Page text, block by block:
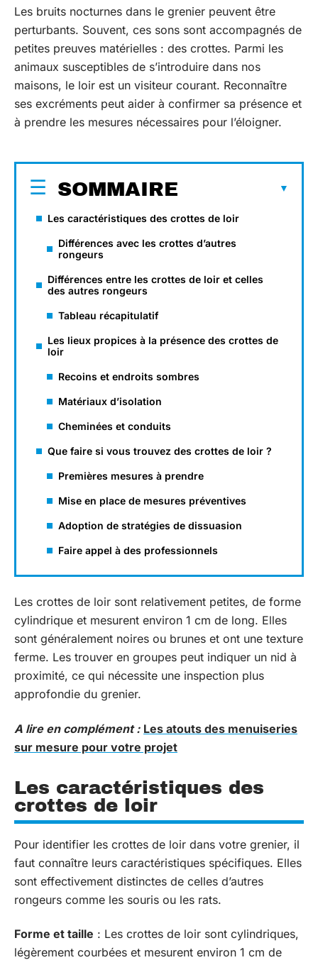
Les bruits nocturnes dans le grenier peuvent être
perturbants. Souvent, ces sons sont accompagnés de
petites preuves matérielles : des crottes. Parmi les
animaux susceptibles de s’introduire dans nos
maisons, le loir est un visiteur courant. Reconnaître
ses excréments peut aider à confirmer sa présence et
à prendre les mesures nécessaires pour l’éloigner.
SOMMAIRE
Les caractéristiques des crottes de loir
Différences avec les crottes d’autres
rongeurs
Différences entre les crottes de loir et celles
des autres rongeurs
Tableau récapitulatif
Les lieux propices à la présence des crottes de
loir
Recoins et endroits sombres
Matériaux d’isolation
Cheminées et conduits
Que faire si vous trouvez des crottes de loir ?
Premières mesures à prendre
Mise en place de mesures préventives
Adoption de stratégies de dissuasion
Faire appel à des professionnels
Les crottes de loir sont relativement petites, de forme
cylindrique et mesurent environ 1 cm de long. Elles
sont généralement noires ou brunes et ont une texture
ferme. Les trouver en groupes peut indiquer un nid à
proximité, ce qui nécessite une inspection plus
approfondie du grenier.
A lire en complément : Les atouts des menuiseries
sur mesure pour votre projet
Les caractéristiques des
crottes de loir
Pour identifier les crottes de loir dans votre grenier, il
faut connaître leurs caractéristiques spécifiques. Elles
sont effectivement distinctes de celles d’autres
rongeurs comme les souris ou les rats.
Forme et taille : Les crottes de loir sont cylindriques,
légèrement courbées et mesurent environ 1 cm de